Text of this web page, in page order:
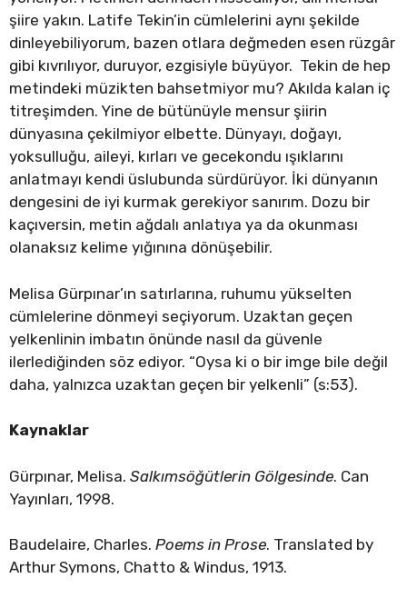
şiire yakın. Latife Tekin’in cümlelerini aynı şekilde
dinleyebiliyorum, bazen otlara değmeden esen rüzgâr
gibi kıvrılıyor, duruyor, ezgisiyle büyüyor. Tekin de hep
metindeki müzikten bahsetmiyor mu? Akılda kalan iç
titreşimden. Yine de bütünüyle mensur şiirin
dünyasına çekilmiyor elbette. Dünyayı, doğayı,
yoksulluğu, aileyi, kırları ve gecekondu ışıklarını
anlatmayı kendi üslubunda sürdürüyor. İki dünyanın
dengesini de iyi kurmak gerekiyor sanırım. Dozu bir
kaçıversin, metin ağdalı anlatıya ya da okunması
olanaksız kelime yığınına dönüşebilir.
Melisa Gürpınar’ın satırlarına, ruhumu yükselten
cümlelerine dönmeyi seçiyorum. Uzaktan geçen
yelkenlinin imbatın önünde nasıl da güvenle
ilerlediğinden söz ediyor. “Oysa ki o bir imge bile değil
daha, yalnızca uzaktan geçen bir yelkenli” (s:53).
Kaynaklar
Gürpınar, Melisa. Salkımsöğütlerin Gölgesinde. Can
Yayınları, 1998.
Baudelaire, Charles. Poems in Prose. Translated by
Arthur Symons, Chatto & Windus, 1913.